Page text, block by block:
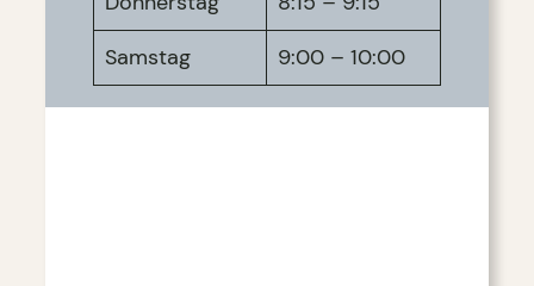
Samstag
9:00 – 10:00